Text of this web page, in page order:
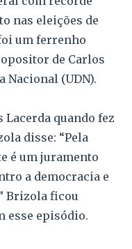
nas eleições de
um ferrenho
de Carlos
Nacional (UDN).
Lacerda quando fez
disse: “Pela
é um juramento
a democracia e
Brizola ficou
esse episódio.